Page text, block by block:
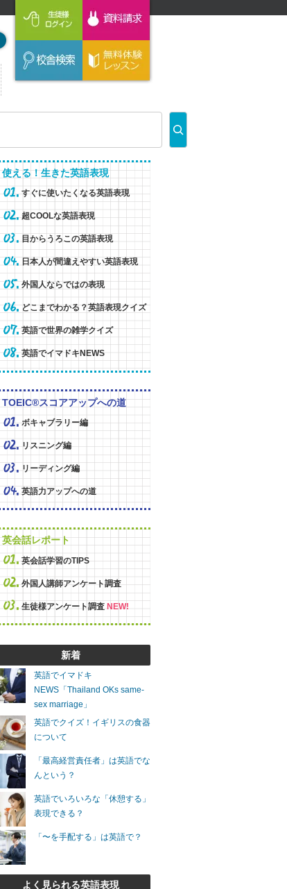
使える！生きた英語表現
すぐに使いたくなる英語表現
超COOLな英語表現
目からうろこの英語表現
日本人が間違えやすい英語表現
外国人ならではの表現
どこまでわかる？英語表現クイズ
英語で世界の雑学クイズ
英語でイマドキNEWS
TOEIC®スコアアップへの道
ボキャブラリー編
リスニング編
リーディング編
英語力アップへの道
英会話レポート
英会話学習のTIPS
外国人講師アンケート調査
生徒様アンケート調査
新着
英語でイマドキ
NEWS「Thailand OKs same-
sex marriage」
英語でクイズ！イギリスの食器
について
「最高経営責任者」は英語でな
んという？
英語でいろいろな「休憩する」
表現できる？
「〜を手配する」は英語で？
よく見られる英語表現